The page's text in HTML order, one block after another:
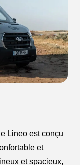
Lineo est conçu
et
et spacieux,